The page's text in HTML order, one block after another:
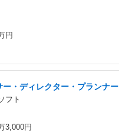
円
・ディレクター・プランナー
フト
3,000円